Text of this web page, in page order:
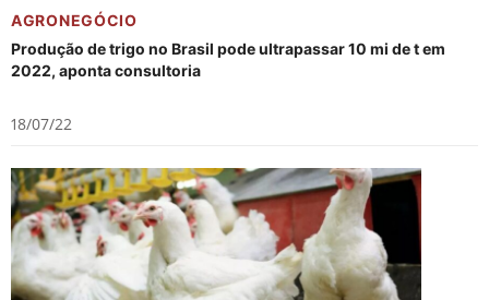
AGRONEGÓCIO
Produção de trigo no Brasil pode ultrapassar 10 mi de t em
2022, aponta consultoria
18/07/22